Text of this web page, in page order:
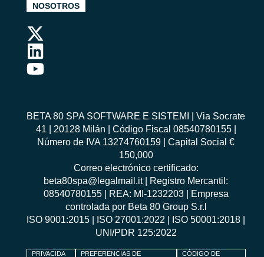
NOSOTROS
BETA 80 SPA SOFTWARE E SISTEMI | Via Socrate
41 | 20128 Milán | Código Fiscal 08540780155 |
Número de IVA 13274760159 | Capital Social €
150,000
Correo electrónico certificado:
beta80spa@legalmail.it | Registro Mercantil:
08540780155 | REA: MI-1232203 | Empresa
controlada por Beta 80 Group S.r.l
ISO 9001:2015
ISO 27001:2022 ISO 50001:2018
UNI/PDR 125:2022
PRIVACIDA PREFERENCIAS DE CÓDIGO DE